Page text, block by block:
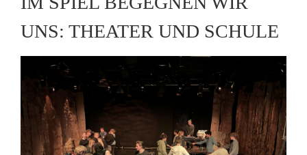
UNS: THEATER UND SCHULE